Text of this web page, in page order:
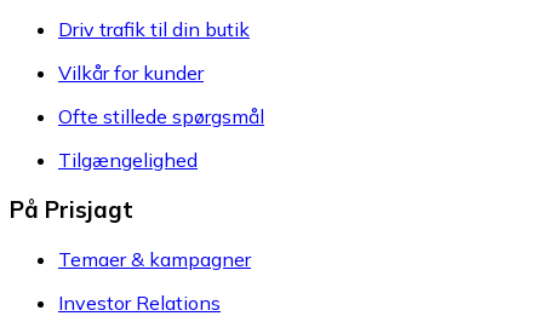
Driv trafik til din butik
Vilkår for kunder
Ofte stillede spørgsmål
Tilgængelighed
På Prisjagt
Temaer & kampagner
Investor Relations